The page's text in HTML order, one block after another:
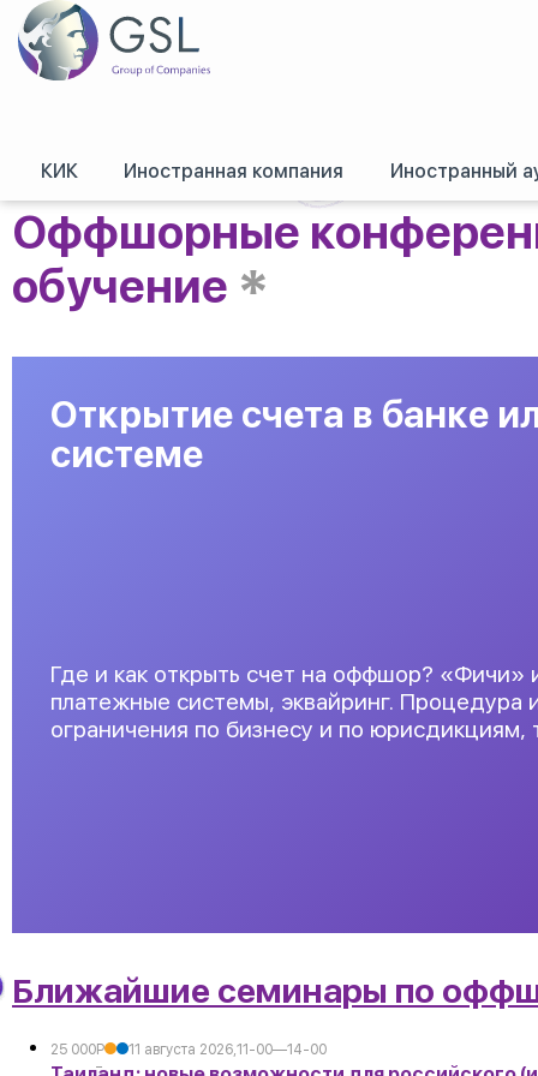
КИК Иностранная компания Иностранный
GSL/Оффшорные конференции, семинары и обучение
Оффшорные
обучение *
Открытие счета в банке
системе
Где и как открыть счет на оффшор? «Фичи»
платежные системы, эквайринг. Процедура
ограничения по бизнесу и по юрисдикциям,
Ближайшие семинары по
25 000Р
11 августа 2026, 11-00—14-00